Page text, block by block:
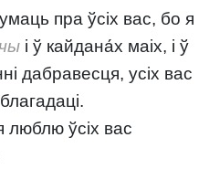
пра ўсіх вас, бо я
і ў кайдана́х маіх, і ў
дабравесця, усіх вас
люблю ўсіх вас